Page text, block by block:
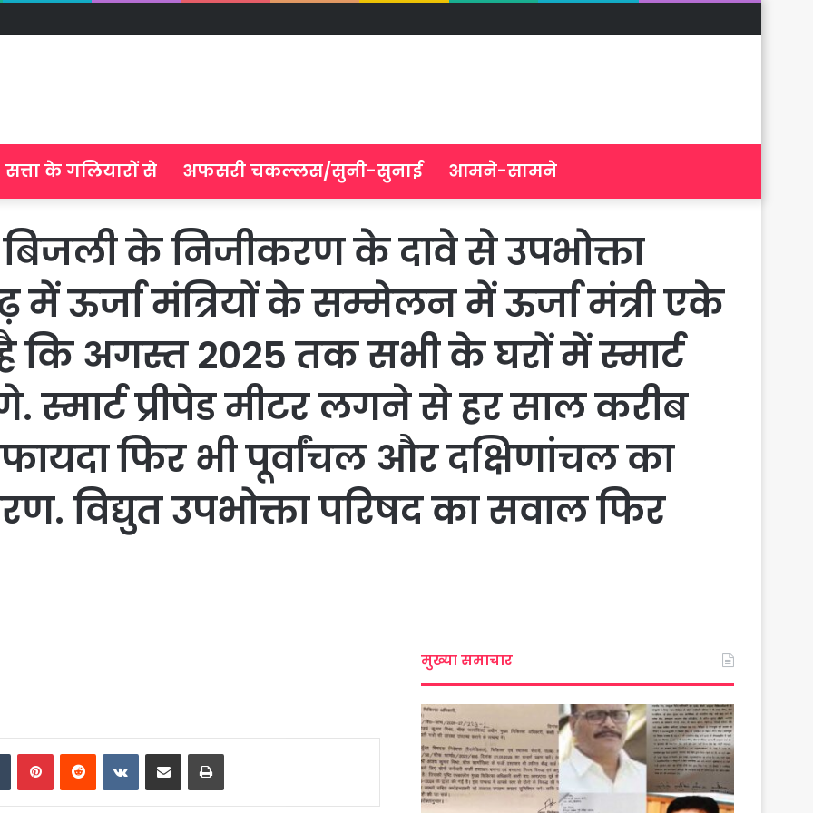
सत्ता के गलियारों से अफसरी चकल्लस/सुनी-सुनाई आमने-सामने
के निजीकरण के दावे से उपभोक्ता
में ऊर्जा मंत्रियों के सम्मेलन में ऊर्जा मंत्री एके
कि अगस्त 2025 तक सभी के घरों में स्मार्ट
स्मार्ट प्रीपेड मीटर लगने से हर साल करीब
फिर भी पूर्वांचल और दक्षिणांचल का
विद्युत उपभोक्ता परिषद का सवाल फिर
TumblrPinterestReddit VKontakte
Share via Email Print
मुख्या समाचार